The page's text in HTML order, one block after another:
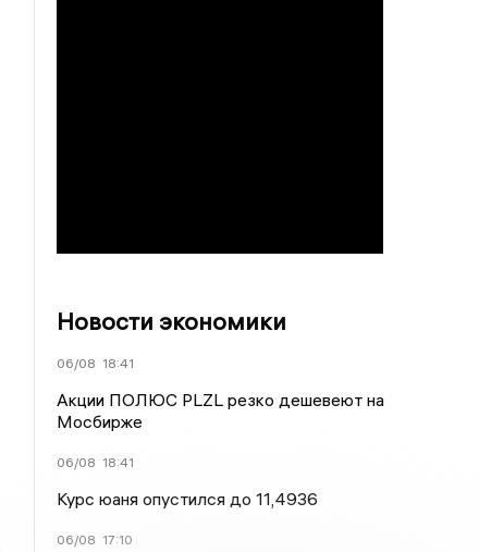
Новости экономики
06/08 18:41
Акции ПОЛЮС PLZL резко дешевеют на
Мосбирже
06/08 18:41
Курс юаня опустился до 11,4936
06/08 17:10